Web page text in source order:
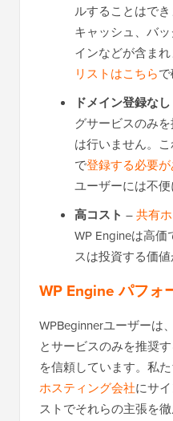
ルすることはで
キャッシュ、バ
インなどが含ま
リストはこちら
ドメイン登録なし
グサービスのみ
は行いません。
で登録する必要が
ユーザーには不便
高コスト –共有
WP Engineは高
スは投資する価値
WP Engine パフォ
WPBeginnerユーザーは
とサービスのみを推奨
を信頼しています。私
ホスティング会社にサ
ストでそれらの主張を